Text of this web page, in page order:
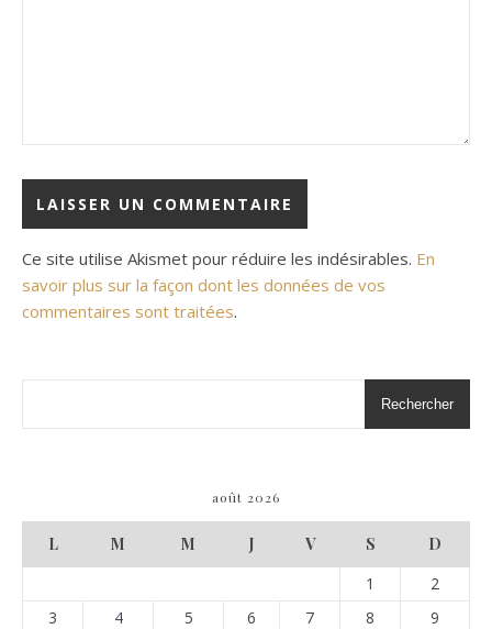
Ce site utilise Akismet pour réduire les indésirables. En
savoir plus sur la façon dont les données de vos
commentaires sont traitées.
Rechercher
août 2026
L M M J V S
D
1
2
3
4 5 6 7 8
9